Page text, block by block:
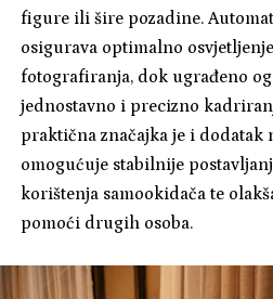
figure ili šire pozadine.
osigurava optimalno
fotografiranja, dok ugrađeno
jednostavno i precizno
praktična značajka je i
omogućuje stabilnije
korištenja samookidača te
pomoći drugih osoba.